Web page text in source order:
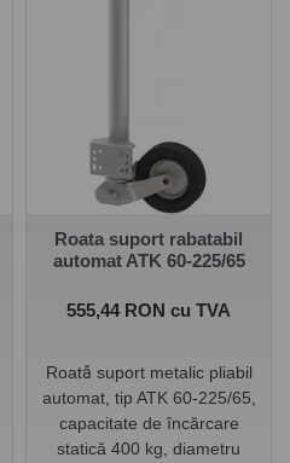
Roata suport rabatabil
automat ATK 60-225/65
Pret
555,44 RON cu TVA
Roată suport metalic pliabil
automat, tip ATK 60-225/65,
capacitate de încărcare
statică 400 kg, diametru